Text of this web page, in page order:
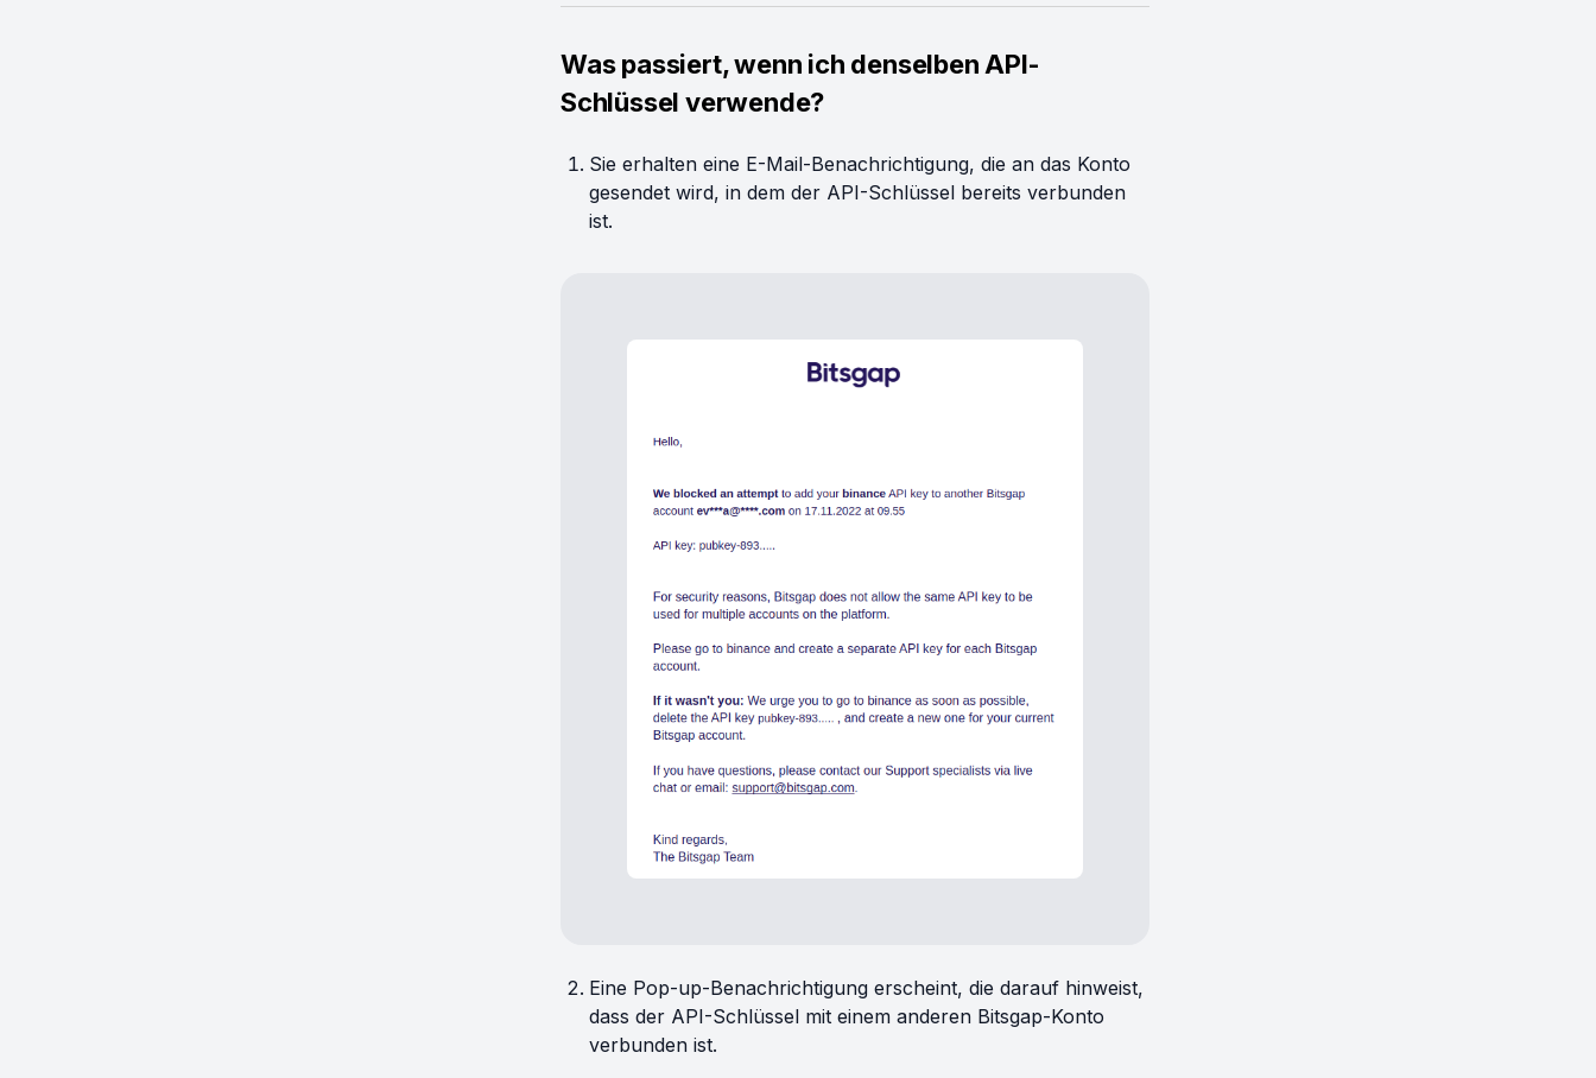
Was passiert, wenn ich denselben API-
Schlüssel verwende?
Sie erhalten eine E-Mail-Benachrichtigung, die an das Konto
gesendet wird, in dem der API-Schlüssel bereits verbunden
ist.
Eine Pop-up-Benachrichtigung erscheint, die darauf hinweist,
dass der API-Schlüssel mit einem anderen Bitsgap-Konto
verbunden ist.